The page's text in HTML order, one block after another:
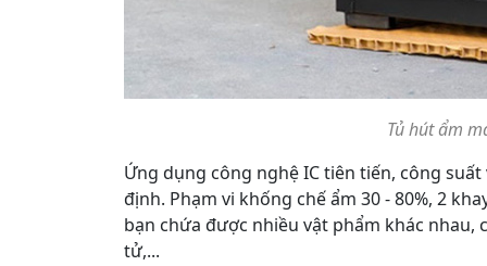
Tủ hút ẩm
Ứng dụng công nghệ IC tiên tiến, công
định. Phạm vi khống chế ẩm 30 - 80%, 2
bạn chứa được nhiều vật phẩm khác
tử,...